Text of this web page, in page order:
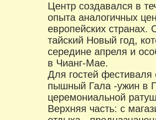
Центр создавался в
опыта аналогичных
европейских странах.
тайский Новый год,
середине апреля и
в Чианг-Мае.
Для гостей фестиваля
пышный Гала -ужин в
церемониальной
Верхняя часть: с